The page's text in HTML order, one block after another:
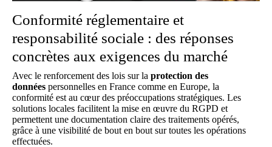
Conformité réglementaire et
responsabilité sociale : des réponses
concrètes aux exigences du marché
Avec le renforcement des lois sur la protection des
données personnelles en France comme en Europe, la
conformité est au cœur des préoccupations stratégiques. Les
solutions locales facilitent la mise en œuvre du RGPD et
permettent une documentation claire des traitements opérés,
grâce à une visibilité de bout en bout sur toutes les opérations
effectuées.